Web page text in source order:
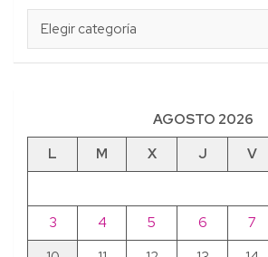
AGOSTO 2026
L
M X J V
3
4 5 6 7